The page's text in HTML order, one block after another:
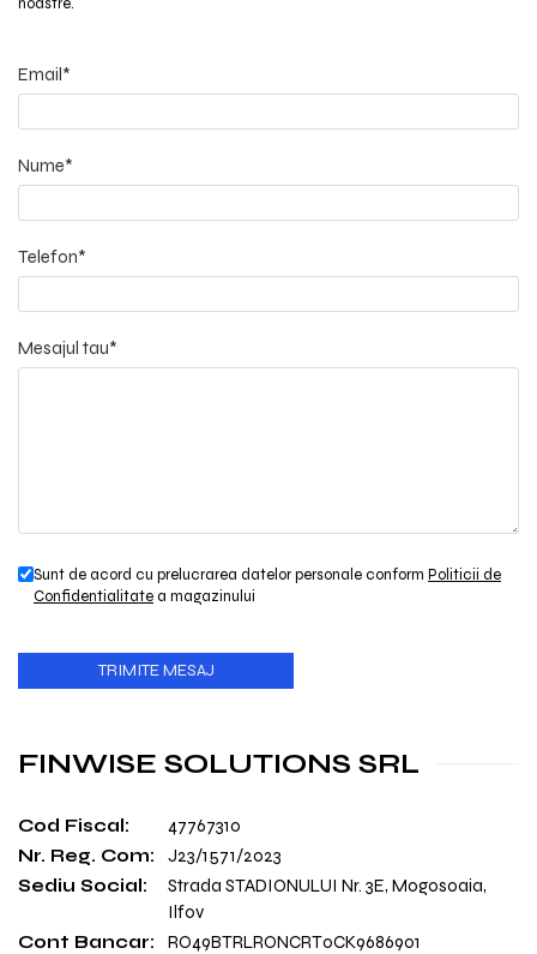
Email*
Nume*
Telefon*
Mesajul tau*
Sunt de acord cu prelucrarea datelor personale conform Politicii de
Confidentialitate a magazinului
FINWISE SOLUTIONS SRL
Cod Fiscal:
47767310
Nr. Reg. Com:
J23/1571/2023
Sediu Social:
Strada STADIONULUI Nr. 3E, Mogosoaia,
Ilfov
Cont Bancar:
RO49BTRLRONCRT0CK9686901